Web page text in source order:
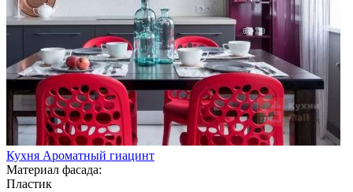
Кухня Ароматный гиацинт
Материал фасада:
Пластик